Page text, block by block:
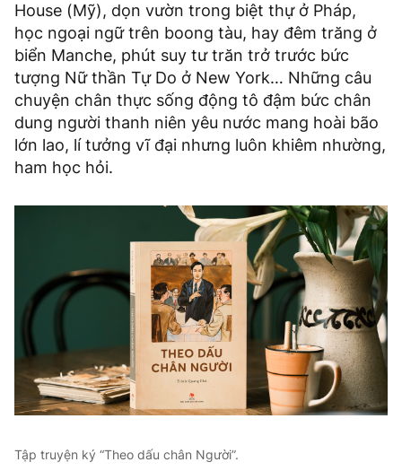
House (Mỹ), dọn vườn trong biệt thự ở Pháp,
học ngoại ngữ trên boong tàu, hay đêm trăng ở
biển Manche, phút suy tư trăn trở trước bức
tượng Nữ thần Tự Do ở New York… Những câu
chuyện chân thực sống động tô đậm bức chân
dung người thanh niên yêu nước mang hoài bão
lớn lao, lí tưởng vĩ đại nhưng luôn khiêm nhường,
ham học hỏi.
Tập truyện ký “Theo dấu chân Người”.